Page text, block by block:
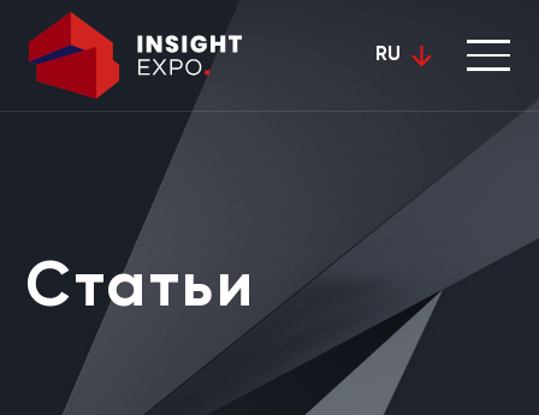
RU
Статьи